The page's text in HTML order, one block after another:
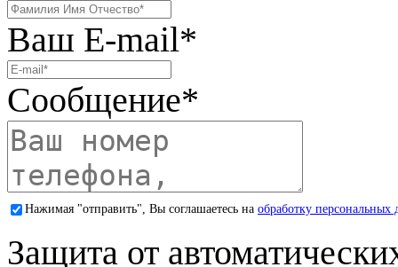
Ваш E-mail*
Сообщение*
Нажимая "отправить", Вы соглашаетесь на обработку персональных
Защита от